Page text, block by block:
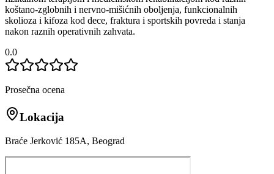
koštano-zglobnih i nervno-mišićnih oboljenja, funkcionalnih
skolioza i kifoza kod dece, fraktura i sportskih povreda i stanja
nakon raznih operativnih zahvata.
0.0
Prosečna ocena
Lokacija
Braće Jerković 185A, Beograd